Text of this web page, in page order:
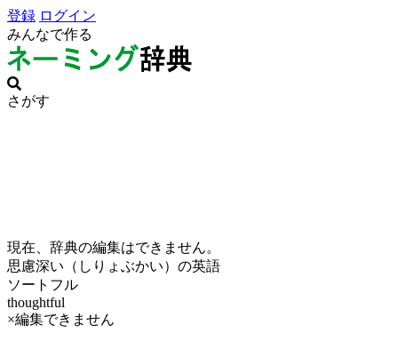
登録 ログイン
みんなで作る
さがす
現在、辞典の編集はできません。
思慮深い（しりょぶかい）の英語
ソートフル
thoughtful
×編集できません